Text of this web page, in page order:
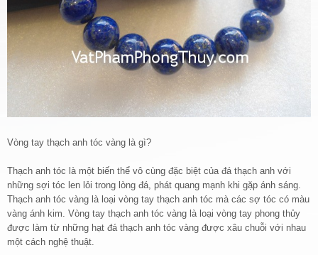
Vòng tay thạch anh tóc vàng là gì?
Thạch anh tóc là một biến thể vô cùng đặc biệt của đá thạch anh với
những sợi tóc len lỏi trong lòng đá, phát quang mạnh khi gặp ánh sáng.
Thạch anh tóc vàng là loại vòng tay thạch anh tóc mà các sợ tóc có màu
vàng ánh kim. Vòng tay thạch anh tóc vàng là loại vòng tay phong thủy
được làm từ những hạt đá thạch anh tóc vàng được xâu chuỗi với nhau
một cách nghệ thuật.